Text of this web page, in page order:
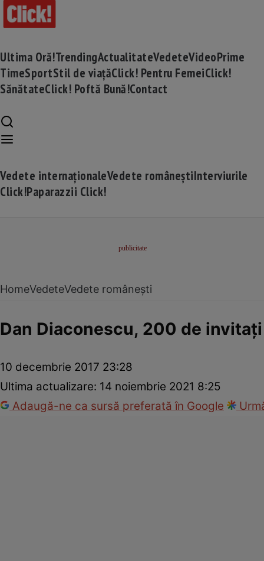
Ultima Oră!TrendingActualitateVedeteVideoPrime
TimeSportStil de viațăClick! Pentru FemeiClick!
SănătateClick! Poftă Bună!Contact
Vedete internaționaleVedete româneștiInterviurile
Click!Paparazzii Click!
HomeVedeteVedete românești
Dan Diaconescu, 200 de
10 decembrie 2017 23:28
Ultima actualizare: 14 noiembrie 2021 8:25
Adaugă-ne ca sursă preferată în Google